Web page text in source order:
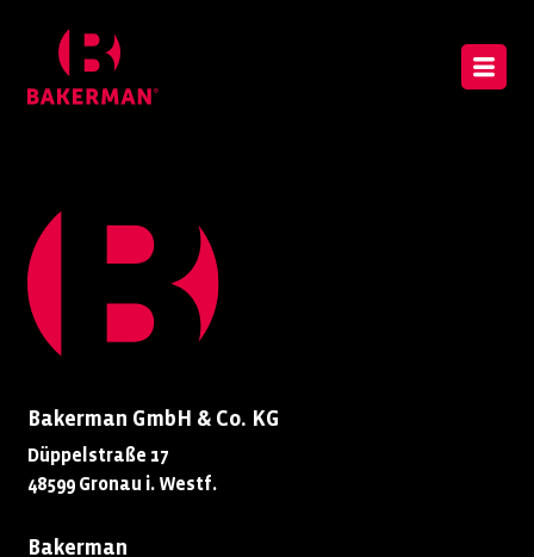
Bakerman GmbH & Co. KG
Düppelstraße 17
48599 Gronau i. Westf.
Bakerman